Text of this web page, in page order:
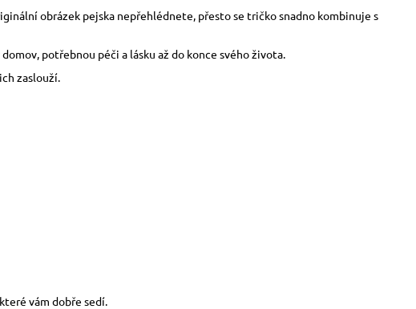
obrázek pejska nepřehlédnete, přesto se tričko snadno kombinuje s
potřebnou péči a lásku až do konce svého života.
zaslouží.
vám dobře sedí.